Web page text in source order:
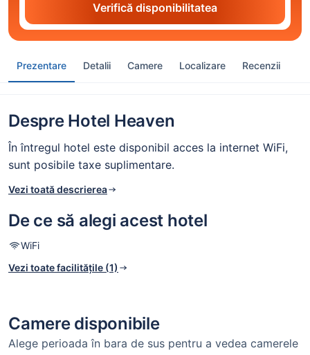
Verifică disponibilitatea
Prezentare Detalii Camere Localizare Recenzii
Despre Hotel Heaven
În întregul hotel este disponibil acces la internet WiFi,
sunt posibile taxe suplimentare.
Vezi toată descrierea
De ce să alegi acest hotel
WiFi
Vezi toate facilitățile (1)
Camere disponibile
Alege perioada în bara de sus pentru a vedea camerele